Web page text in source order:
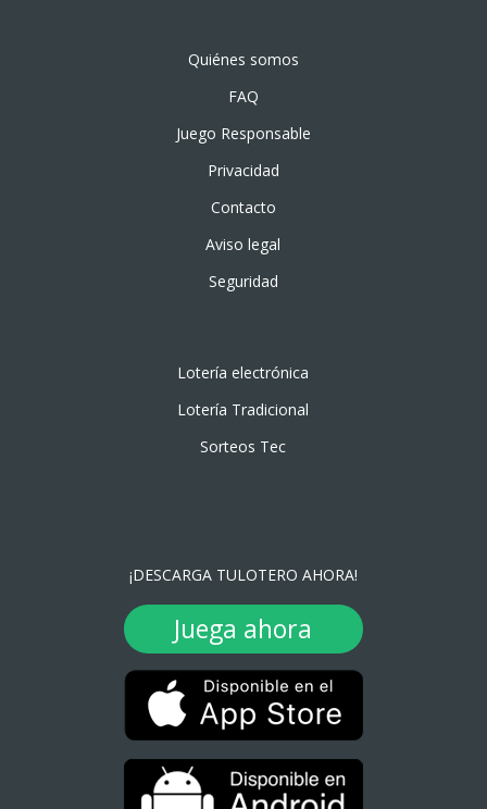
Quiénes somos
FAQ
Juego Responsable
Privacidad
Contacto
Aviso legal
Seguridad
Lotería electrónica
Lotería Tradicional
Sorteos Tec
¡DESCARGA TULOTERO AHORA!
Juega ahora